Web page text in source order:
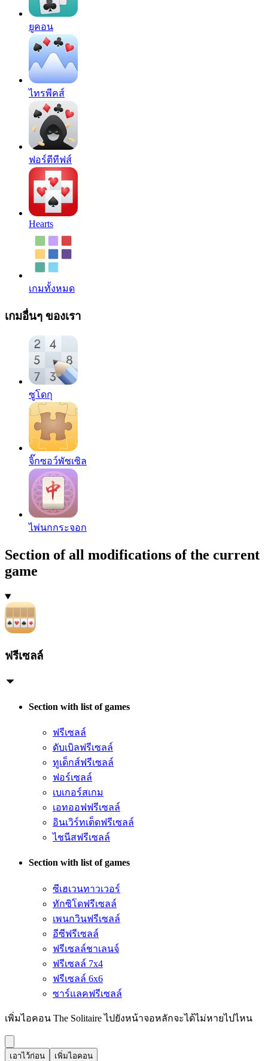
ยูคอน
ไทรพีคส์
ฟอร์ตีทีฟส์
Hearts
เกมทั้งหมด
เกมอื่นๆ ของเรา
ซูโดกุ
จิ๊กซอว์พัซเซิล
ไพ่นกกระจอก
Section of all modifications of the current
game
ฟรีเซลล์
Section with list of games
ฟรีเซลล์
ดับเบิลฟรีเซลล์
ทูเด็กส์ฟรีเซลล์
ฟอร์เซลล์
เบเกอร์สเกม
เอทออฟฟรีเซลล์
อินเวิร์ทเต็ดฟรีเซลล์
ไชนีสฟรีเซลล์
Section with list of games
ซีเฮเวนทาวเวอร์
ทักซิโดฟรีเซลล์
เพนกวินฟรีเซลล์
อีซีฟรีเซลล์
ฟรีเซลล์ชาเลนจ์
ฟรีเซลล์ 7x4
ฟรีเซลล์ 6x6
ซาร์แลคฟรีเซลล์
เพิ่มไอคอน The Solitaire ไปยังหน้าจอหลักจะได้ไม่หายไปไหน
เอาไว้ก่อน เพิ่มไอคอน